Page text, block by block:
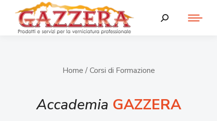
Home / Corsi di Formazione
Accademia GAZZERA